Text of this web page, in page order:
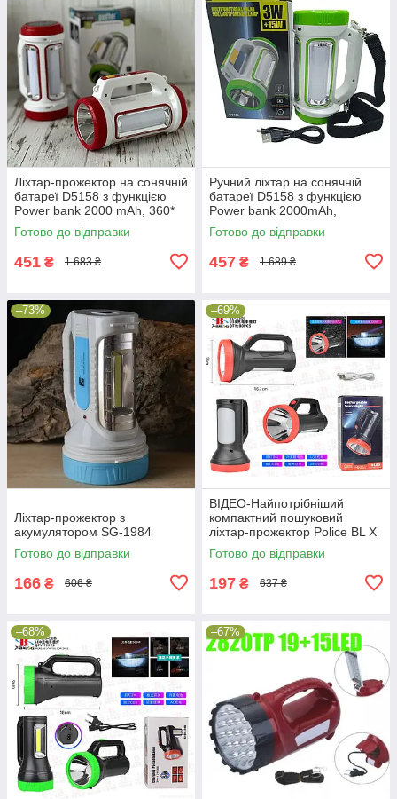
Ліхтар-прожектор на сонячній
батареї D5158 з функцією
Power bank 2000 mAh, 360*
освітлення
Готово до відправки
451 ₴ 1 683 ₴
Ручний ліхтар на сонячній
батареї D5158 з функцією
Power bank 2000mAh,
360*освітлення
Готово до відправки
457 ₴ 1 689 ₴
–73%
Ліхтар-прожектор з
акумулятором SG-1984
Готово до відправки
166 ₴ 606 ₴
–69%
ВІДЕО-Найпотрібніший
компактний пошуковий
ліхтар-прожектор Police BL X
503 -1 COB + 1 LED
Готово до відправки
197 ₴ 637 ₴
–68% –67%